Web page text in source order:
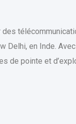
Delhi, en Inde.
de pointe et